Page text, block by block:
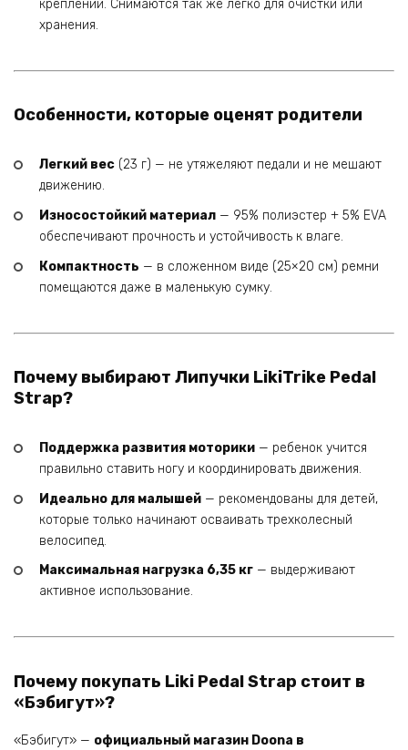
креплений. Снимаются так же легко для очистки или
хранения.
Особенности, которые оценят родители
Легкий вес (23 г) — не утяжеляют педали и не мешают
движению.
Износостойкий материал — 95% полиэстер + 5% EVA
обеспечивают прочность и устойчивость к влаге.
Компактность — в сложенном виде (25×20 см) ремни
помещаются даже в маленькую сумку.
Почему выбирают Липучки LikiTrike Pedal
Strap?
Поддержка развития моторики — ребенок учится
правильно ставить ногу и координировать движения.
Идеально для малышей — рекомендованы для детей,
которые только начинают осваивать трехколесный
велосипед.
Максимальная нагрузка 6,35 кг — выдерживают
активное использование.
Почему покупать Liki Pedal Strap стоит в
«Бэбигут»?
«Бэбигут» — официальный магазин Doona в